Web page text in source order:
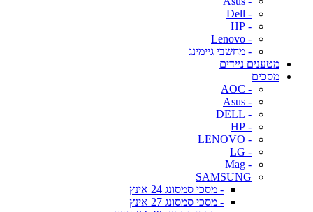
- Dell
- HP
- Lenovo
- מחשבי גיימינג
מטענים ניידים
מסכים
- AOC
- Asus
- DELL
- HP
- LENOVO
- LG
- Mag
SAMSUNG
- מסכי סמסונג 24 אינץ
- מסכי סמסונג 27 אינץ